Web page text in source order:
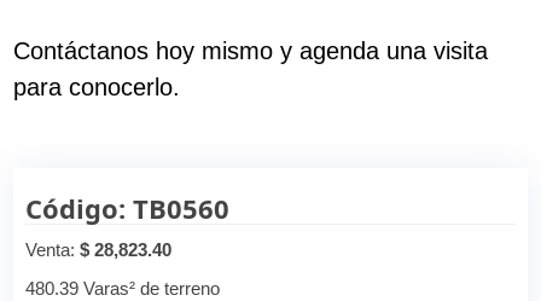
Contáctanos hoy mismo y agenda una visita
para conocerlo.
Código: TB0560
Venta:$ 28,823.40
480.39 Varas² de terreno